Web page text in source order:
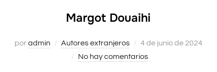
Margot Douaihi
poradmin Autores extranjeros
Publicado
el
4 de junio de 2024
No hay comentarios